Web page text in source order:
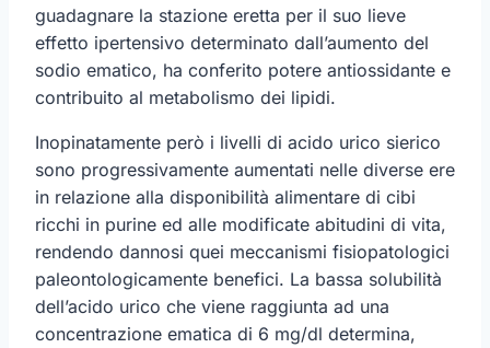
guadagnare la stazione eretta per il suo lieve
effetto ipertensivo determinato dall’aumento del
sodio ematico, ha conferito potere antiossidante e
contribuito al metabolismo dei lipidi.
Inopinatamente però i livelli di acido urico sierico
sono progressivamente aumentati nelle diverse ere
in relazione alla disponibilità alimentare di cibi
ricchi in purine ed alle modificate abitudini di vita,
rendendo dannosi quei meccanismi fisiopatologici
paleontologicamente benefici. La bassa solubilità
dell’acido urico che viene raggiunta ad una
concentrazione ematica di 6 mg/dl determina,